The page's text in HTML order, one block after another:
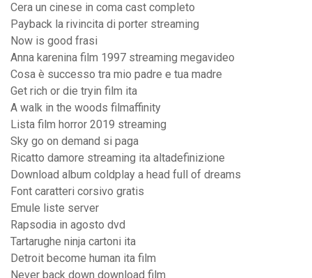
Cera un cinese in coma cast completo
Payback la rivincita di porter streaming
Now is good frasi
Anna karenina film 1997 streaming megavideo
Cosa è successo tra mio padre e tua madre
Get rich or die tryin film ita
A walk in the woods filmaffinity
Lista film horror 2019 streaming
Sky go on demand si paga
Ricatto damore streaming ita altadefinizione
Download album coldplay a head full of dreams
Font caratteri corsivo gratis
Emule liste server
Rapsodia in agosto dvd
Tartarughe ninja cartoni ita
Detroit become human ita film
Never back down download film